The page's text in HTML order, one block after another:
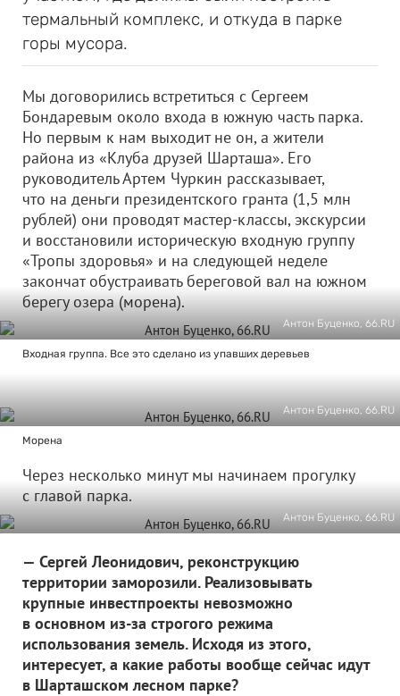
термальный комплекс, и откуда в парке
горы мусора.
Мы договорились встретиться с Сергеем
Бондаревым около входа в южную часть парка.
Но первым к нам выходит не он, а жители
района из «Клуба друзей Шарташа». Его
руководитель Артем Чуркин рассказывает,
что на деньги президентского гранта (1,5 млн
рублей) они проводят мастер-классы, экскурсии
и восстановили историческую входную группу
«Тропы здоровья» и на следующей неделе
закончат обустраивать береговой вал на южном
берегу озера (морена).
Антон Буценко, 66.RU
Входная группа. Все это сделано из упавших деревьев
Антон Буценко, 66.RU
Морена
Через несколько минут мы начинаем прогулку
с главой парка.
Антон Буценко, 66.RU
— Сергей Леонидович, реконструкцию
территории заморозили. Реализовывать
крупные инвестпроекты невозможно
в основном из-за строгого режима
использования земель. Исходя из этого,
интересует, а какие работы вообще сейчас идут
в Шарташском лесном парке?